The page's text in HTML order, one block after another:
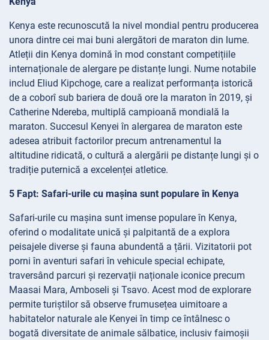
Kenya este recunoscută la nivel mondial pentru producerea
unora dintre cei mai buni alergători de maraton din lume.
Atleții din Kenya domină în mod constant competițiile
internaționale de alergare pe distanțe lungi. Nume notabile
includ Eliud Kipchoge, care a realizat performanța istorică
de a coborî sub bariera de două ore la maraton în 2019, și
Catherine Ndereba, multiplă campioană mondială la
maraton. Succesul Kenyei în alergarea de maraton este
adesea atribuit factorilor precum antrenamentul la
altitudine ridicată, o cultură a alergării pe distanțe lungi și o
tradiție puternică a excelenței atletice.
5 Fapt: Safari-urile cu mașina sunt populare în Kenya
Safari-urile cu mașina sunt imense populare în Kenya,
oferind o modalitate unică și palpitantă de a explora
peisajele diverse și fauna abundentă a țării. Vizitatorii pot
porni în aventuri safari în vehicule special echipate,
traversând parcuri și rezervații naționale iconice precum
Maasai Mara, Amboseli și Tsavo. Acest mod de explorare
permite turiștilor să observe frumusețea uimitoare a
habitatelor naturale ale Kenyei în timp ce întâlnesc o
bogată diversitate de animale sălbatice, inclusiv faimoșii